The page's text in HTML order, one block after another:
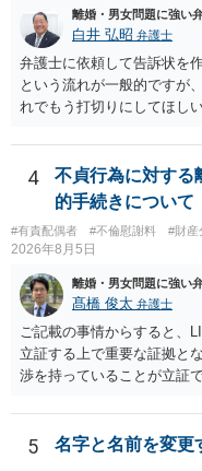
と考えます。 ③ 借用書が
することは認められるのか
取る正当な権利がないのに
るものかと推察しますので
は現在、収入も不安定で貯
今年に再婚したが主人はお
困難 仮に裁判で敗訴した場
か。 ⇒判決となり敗訴して
の財産を差し押さえられ、
すが、 和解であれば柔軟
いにより支払うことも十分
は120万円のみ和解交渉を
識を前提にすれば、１００
れるため、 120万円のみに
ます。
離婚・男女問題に強い
白井 弘昭 弁護士
弁護士に依頼して告訴状を
という流れが一般的ですが
れでもう打切りにしてほし
検察庁に訴えるのもありか
は、結局所轄だと思われま
ないです。 一度、最寄り
談してみてはいかがでしょ
4
不貞行為に対する
的手続きについて
#有責配偶者 #不倫慰謝料 #財産
2026年8月5日
離婚・男女問題に強い
髙橋 俊太 弁護士
ご記載の事情からすると、
立証する上で重要な証拠と
渉を持っていることが立証
性的関係を継続しているの
できるだけ保存しておくこ
がある＝財産分与でも多く
5 名字と名前を変更